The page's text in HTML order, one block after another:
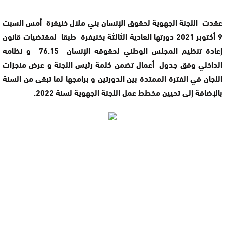
عقدت اللجنة الجهوية لحقوق الإنسان بني ملال خنيفرة أمس السبت
9 أكتوبر 2021 دورتها العادية الثالثة بخنيفرة طبقا لمقتضيات قانون
إعادة تنظيم المجلس الوطني لحقوقه الإنسان 76.15 و نظامه
الداخلي وفق جدول أعمال تضمن كلمة رئيس اللجنة و عرض منجزات
اللجان في الفترة الممتدة بين الدورتين و برامجها لما تبقى من السنة
بالإضافة إلى تحيين مخطط عمل اللجنة الجهوية لسنة 2022.